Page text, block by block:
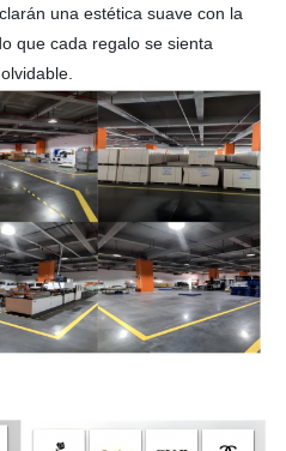
una estética suave con la
que cada regalo se sienta